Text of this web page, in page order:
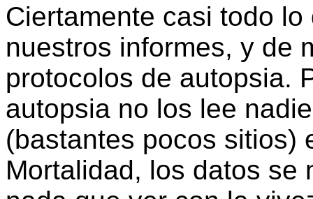
Ciertamente casi todo
nuestros informes, y de
protocolos de autopsia.
autopsia no los lee
(bastantes pocos sitios)
Mortalidad, los datos se